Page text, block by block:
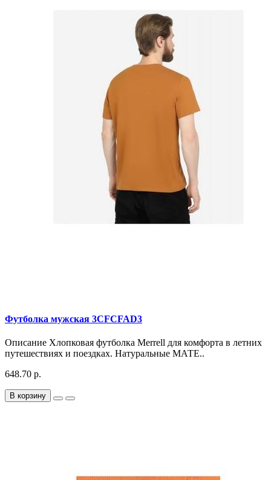
Футболка мужская 3CFCFAD3
Описание Хлопковая футболка Merrell для комфорта в летних
путешествиях и поездках. Натуральные МАТЕ..
648.70 р.
В корзину